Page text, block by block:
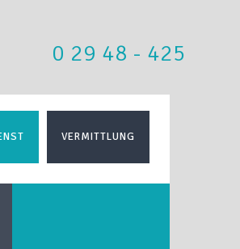
0 29 48 - 425
VERMITTLUNG